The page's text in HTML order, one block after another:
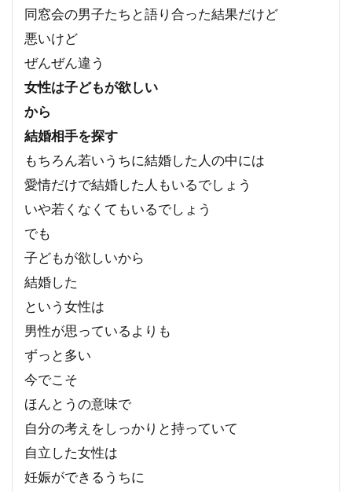
同窓会の男子たちと語り合った結果だけど
悪いけど
ぜんぜん違う
女性は子どもが欲しい
から
結婚相手を探す
もちろん若いうちに結婚した人の中には
愛情だけで結婚した人もいるでしょう
いや若くなくてもいるでしょう
でも
子どもが欲しいから
結婚した
という女性は
男性が思っているよりも
ずっと多い
今でこそ
ほんとうの意味で
自分の考えをしっかりと持っていて
自立した女性は
妊娠ができるうちに